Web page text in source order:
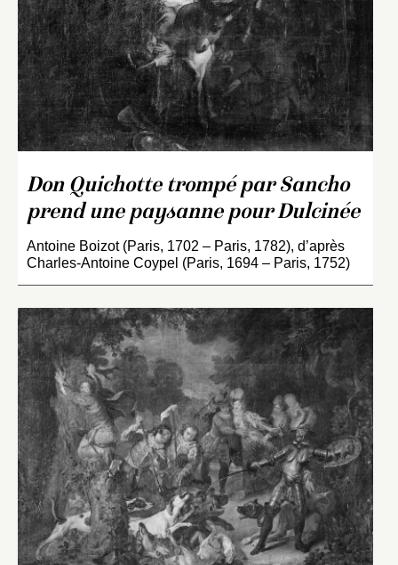
Don Quichotte trompé par Sancho
prend une paysanne pour Dulcinée
Antoine Boizot (Paris, 1702 – Paris, 1782), d’après
Charles-Antoine Coypel (Paris, 1694 – Paris, 1752)